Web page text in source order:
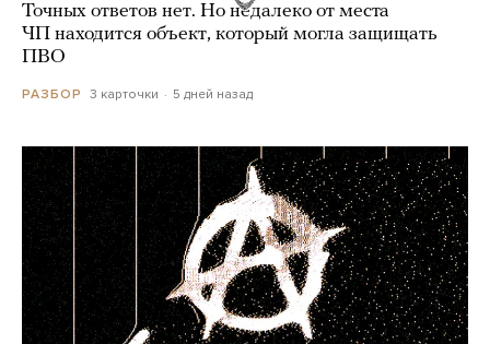
Точных ответов нет. Но недалеко от места
ЧП находится объект, который могла защищать
ПВО
РАЗБОР 3 карточки 5 дней назад